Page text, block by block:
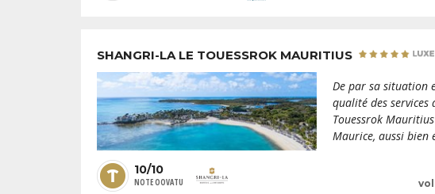
SHANGRI-LA LE TOUESSROK MAURITIUS
De par sa situation
qualité des services
Touessrok
Maurice, aussi bien
10/10
NOTE OOVATU